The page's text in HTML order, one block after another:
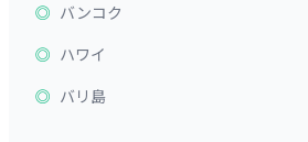
バンコク
ハワイ
バリ島